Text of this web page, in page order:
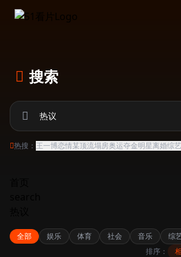
跳过导航
搜索
热搜： 王一博恋情某顶流塌房奥运夺金明星离婚综
全部 娱乐 体育 社会 音乐
综
排序：